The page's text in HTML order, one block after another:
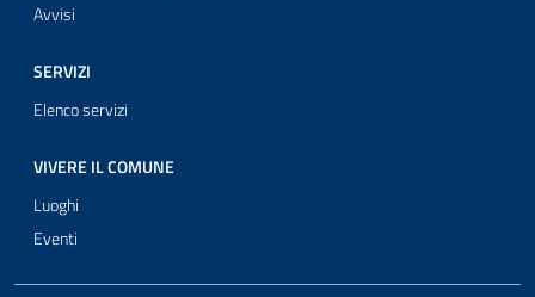
Avvisi
SERVIZI
Elenco servizi
VIVERE IL COMUNE
Luoghi
Eventi